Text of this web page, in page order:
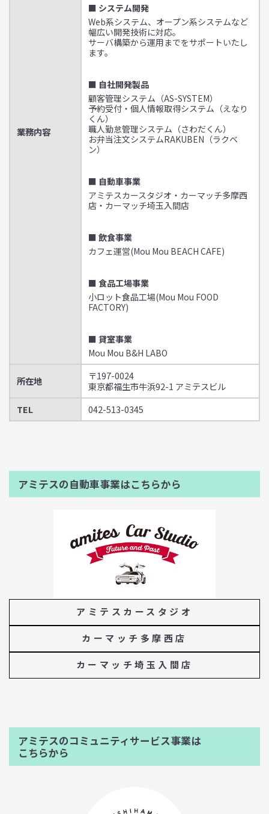
業務内容
■ システム開発
Web系システム、オープン系システムなど
幅広い開発技術に対応。
サーバ構築から運用までをサポートいたし
ます。
■ 自社開発製品
顧客管理システム（AS-SYSTEM）
予約受付・個人情報取得システム（えなり
くん）
職人勤怠管理システム（さわだくん）
お弁当注文システムRAKUBEN（ラクベ
ン）
■ 自動車事業
アミテスカースタジオ・カーマッチ多摩西
店・カーマッチ埼玉入間店
■ 飲食事業
カフェ運営(Mou Mou BEACH CAFE)
■ 食品工場事業
小ロット食品工場(Mou Mou FOOD
FACTORY)
■ 貸室事業
Mou Mou B&H LABO
所在地
〒197-0024
東京都福生市牛浜92-1 アミテスビル
TEL
042-513-0345
アミテスの自動車事業はこちらから
アミテスカースタジオ
カーマッチ多摩西店
カーマッチ埼玉入間店
アミテスのコミュニティサービス事業は
こちらから